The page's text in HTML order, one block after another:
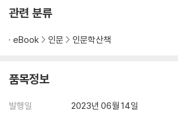
관련 분류
eBook 인문 인문학산책
품목정보
발행일
2023년 06월 14일